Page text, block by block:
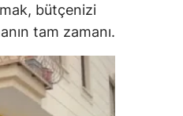
bütçenizi
tam zamanı.